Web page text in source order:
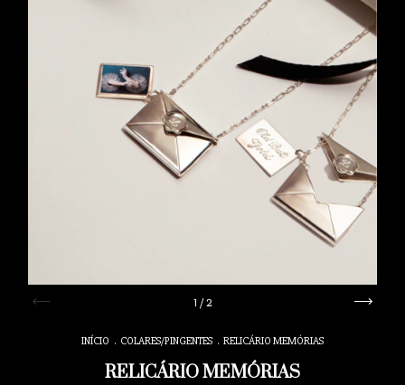
1 /2
INÍCIO . COLARES/PINGENTES . RELICÁRIO MEMÓRIAS
RELICÁRIO MEMÓRIAS